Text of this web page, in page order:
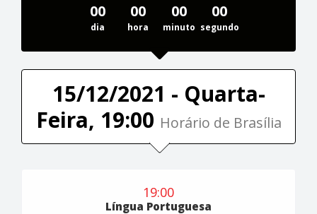
00
dia
00
hora
00
minuto
00
segundo
15/12/2021 - Quarta-
Feira, 19:00 Horário de Brasília
19:00
Língua Portuguesa